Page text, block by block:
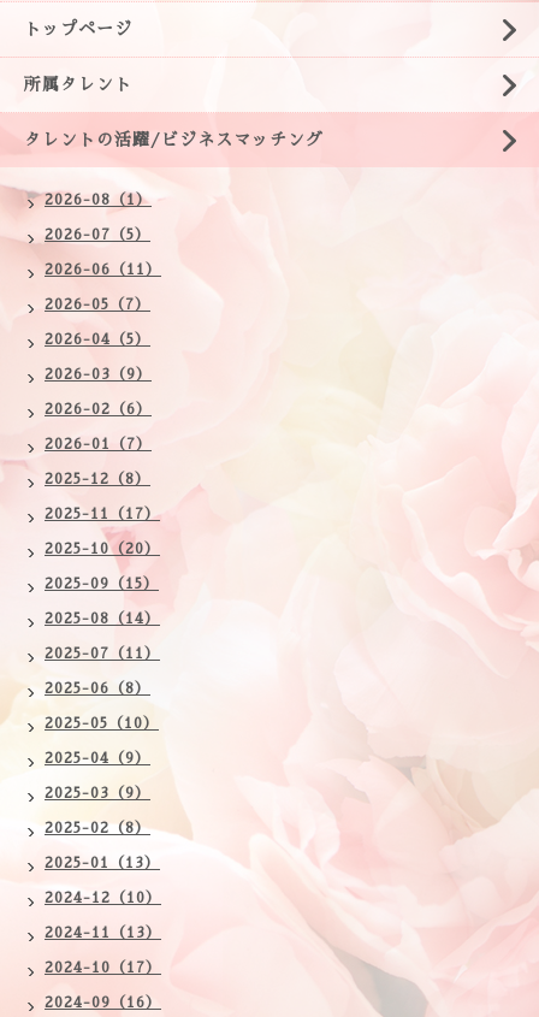
トップページ
所属タレント
タレントの活躍/ビジネスマッチング
2026-08（1）
2026-07（5）
2026-06（11）
2026-05（7）
2026-04（5）
2026-03（9）
2026-02（6）
2026-01（7）
2025-12（8）
2025-11（17）
2025-10（20）
2025-09（15）
2025-08（14）
2025-07（11）
2025-06（8）
2025-05（10）
2025-04（9）
2025-03（9）
2025-02（8）
2025-01（13）
2024-12（10）
2024-11（13）
2024-10（17）
2024-09（16）